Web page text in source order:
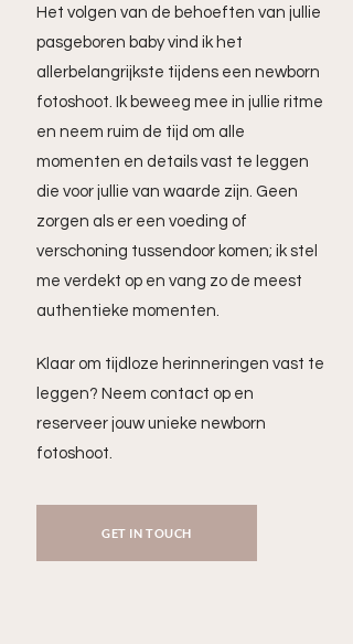
Het volgen van de behoeften van jullie
pasgeboren baby vind ik het
allerbelangrijkste tijdens een newborn
fotoshoot. Ik beweeg mee in jullie ritme
en neem ruim de tijd om alle
momenten en details vast te leggen
die voor jullie van waarde zijn. Geen
zorgen als er een voeding of
verschoning tussendoor komen; ik stel
me verdekt op en vang zo de meest
authentieke momenten.
Klaar om tijdloze herinneringen vast te
leggen? Neem contact op en
reserveer jouw unieke newborn
fotoshoot.
GET IN TOUCH